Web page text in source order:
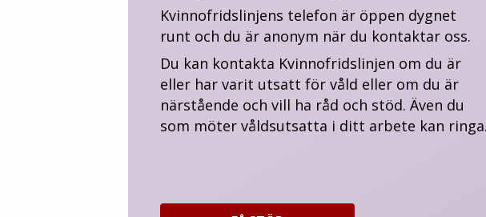
Kvinnofridslinjens telefon är öppen dygnet
runt och du är anonym när du kontaktar oss.
Du kan kontakta Kvinnofridslinjen om du är
eller har varit utsatt för våld eller om du är
närstående och vill ha råd och stöd. Även du
som möter våldsutsatta i ditt arbete kan ringa.